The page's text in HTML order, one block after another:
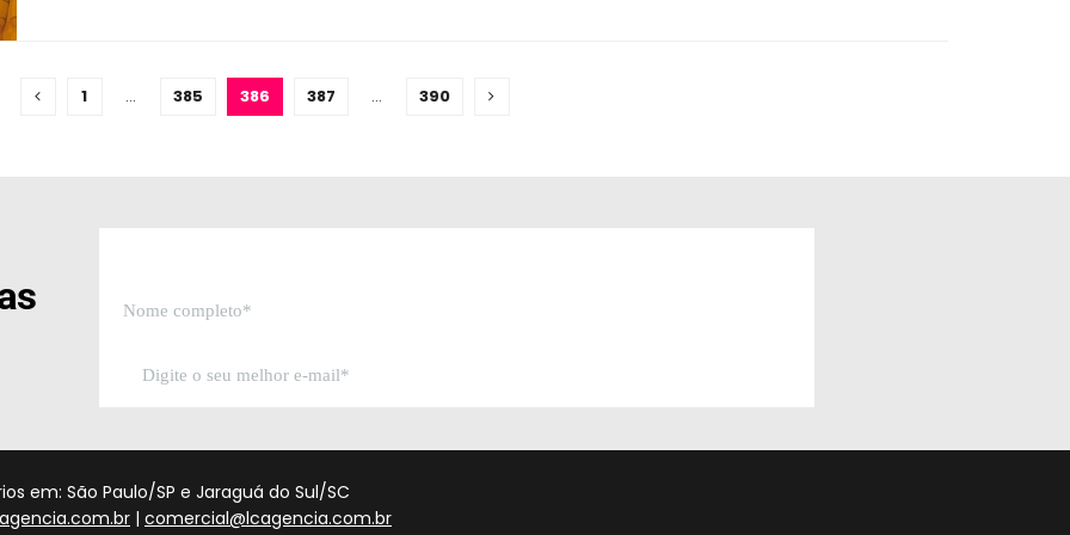
1 … 385 386 387 … 390
em: São Paulo/SP e Jaraguá do Sul/SC
| comercial@lcagencia.com.br